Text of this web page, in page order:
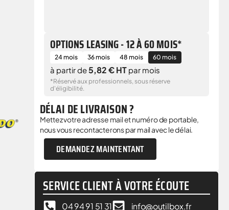
OPTIONS LEASING - 12 À 60 MOIS*
24 mois 36 mois 48 mois 60 mois
à partir de5,82 € HTpar mois
*Réservé aux professionnels, sous réserve
d'éligibilité.
DÉLAI DE LIVRAISON ?
Mettez votre adresse mail et numéro de portable,
nous vous recontacterons par mail avec le délai.
DEMANDEZ MAINTENTANT
SERVICE CLIENT À VOTRE ÉCOUTE
04 94 91 51 31 info@outilbox.fr